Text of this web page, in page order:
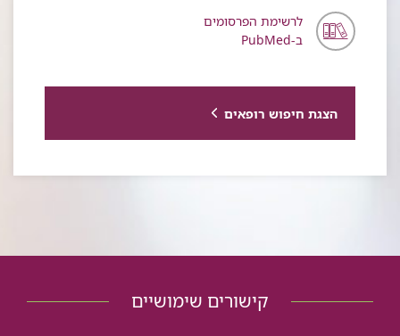
לרשימת הפרסומים
ב-PubMed
הצגת חיפוש רופאים
קישורים שימושיים